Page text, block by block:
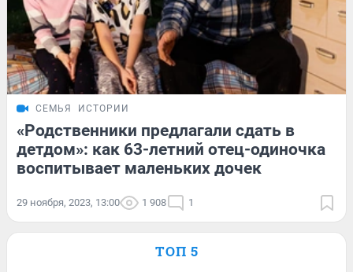
СЕМЬЯ ИСТОРИИ
«Родственники предлагали сдать в
детдом»: как 63-летний отец-одиночка
воспитывает маленьких дочек
29 ноября, 2023, 13:00 1 908 1
ТОП 5